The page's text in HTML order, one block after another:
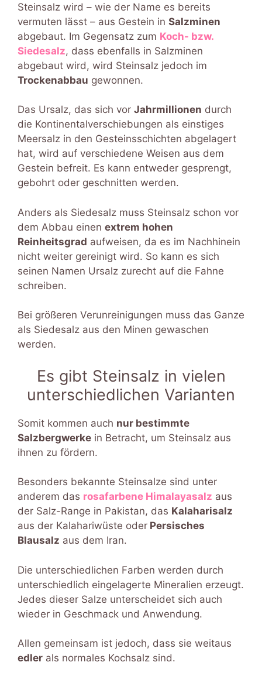
Steinsalz wird – wie der Name es bereits
vermuten lässt – aus Gestein in Salzminen
abgebaut. Im Gegensatz zum Koch- bzw.
Siedesalz, dass ebenfalls in Salzminen
abgebaut wird, wird Steinsalz jedoch im
Trockenabbau gewonnen.
Das Ursalz, das sich vor Jahrmillionen durch
die Kontinentalverschiebungen als einstiges
Meersalz in den Gesteinsschichten abgelagert
hat, wird auf verschiedene Weisen aus dem
Gestein befreit. Es kann entweder gesprengt,
gebohrt oder geschnitten werden.
Anders als Siedesalz muss Steinsalz schon vor
dem Abbau einen extrem hohen
Reinheitsgrad aufweisen, da es im Nachhinein
nicht weiter gereinigt wird. So kann es sich
seinen Namen Ursalz zurecht auf die Fahne
schreiben.
Bei größeren Verunreinigungen muss das Ganze
als Siedesalz aus den Minen gewaschen
werden.
Es gibt Steinsalz in vielen
unterschiedlichen Varianten
Somit kommen auch nur bestimmte
Salzbergwerke in Betracht, um Steinsalz aus
ihnen zu fördern.
Besonders bekannte Steinsalze sind unter
anderem das rosafarbene Himalayasalz aus
der Salz-Range in Pakistan, das Kalaharisalz
aus der Kalahariwüste oder Persisches
Blausalz aus dem Iran.
Die unterschiedlichen Farben werden durch
unterschiedlich eingelagerte Mineralien erzeugt.
Jedes dieser Salze unterscheidet sich auch
wieder in Geschmack und Anwendung.
Allen gemeinsam ist jedoch, dass sie weitaus
edler als normales Kochsalz sind.